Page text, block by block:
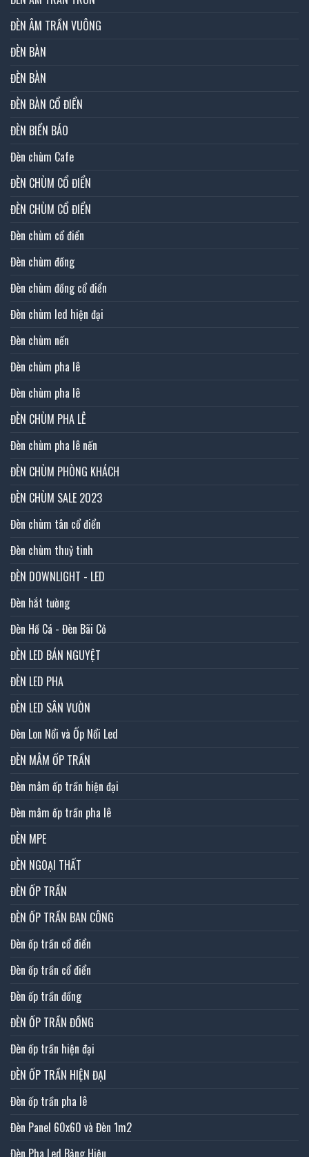
ĐÈN ÂM TRẦN VUÔNG
ĐÈN BÀN
ĐÈN BÀN
ĐÈN BÀN CỔ ĐIỂN
ĐÈN BIỂN BÁO
Đèn chùm Cafe
ĐÈN CHÙM CỔ ĐIỂN
ĐÈN CHÙM CỔ ĐIỂN
Đèn chùm cổ điển
Đèn chùm đồng
Đèn chùm đồng cổ điển
Đèn chùm led hiện đại
Đèn chùm nến
Đèn chùm pha lê
Đèn chùm pha lê
ĐÈN CHÙM PHA LÊ
Đèn chùm pha lê nến
ĐÈN CHÙM PHÒNG KHÁCH
ĐÈN CHÙM SALE 2023
Đèn chùm tân cổ điển
Đèn chùm thuỷ tinh
ĐÈN DOWNLIGHT - LED
Đèn hắt tường
Đèn Hồ Cá - Đèn Bãi Cỏ
ĐÈN LED BÁN NGUYỆT
ĐÈN LED PHA
ĐÈN LED SÂN VƯỜN
Đèn Lon Nổi và Ốp Nổi Led
ĐÈN MÂM ỐP TRẦN
Đèn mâm ốp trần hiện đại
Đèn mâm ốp trần pha lê
ĐÈN MPE
ĐÈN NGOẠI THẤT
ĐÈN ỐP TRẦN
ĐÈN ỐP TRẦN BAN CÔNG
Đèn ốp trần cổ điển
Đèn ốp trần cổ điển
Đèn ốp trần đồng
ĐÈN ỐP TRẦN ĐỒNG
Đèn ốp trần hiện đại
ĐÈN ỐP TRẦN HIỆN ĐẠI
Đèn ốp trần pha lê
Đèn Panel 60x60 và Đèn 1m2
Đèn Pha Led Bảng Hiệu